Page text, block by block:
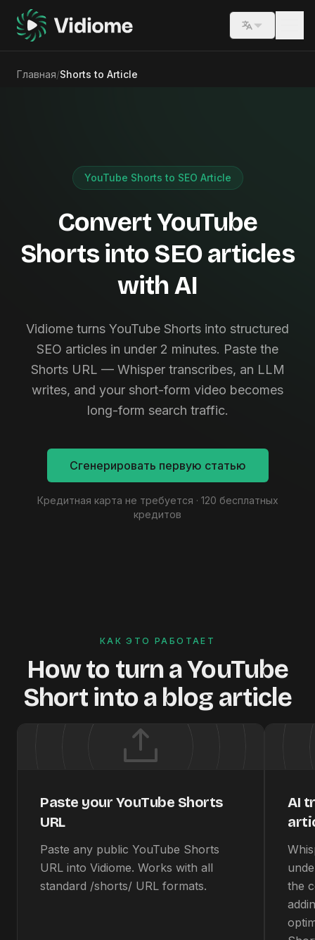
Switch
Главная/Shorts to Article
YouTube Shorts to SEO Article
Convert YouTube
Shorts into SEO articles
with AI
Vidiome turns YouTube Shorts into structured
SEO articles in under 2 minutes. Paste the
Shorts URL — Whisper transcribes, an LLM
writes, and your short-form video becomes
long-form search traffic.
Сгенерировать первую статью
Кредитная карта не требуется · 120 бесплатных
кредитов
КАК ЭТО РАБОТАЕТ
How to turn a YouTube
Short into a blog article
Paste your YouTube Shorts
URL
Paste any public YouTube Shorts
URL into Vidiome. Works with all
standard /shorts/ URL formats.
AI
the